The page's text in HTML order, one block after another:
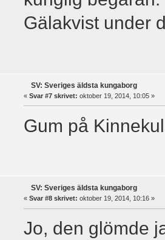
Gälakvist under
SV: Sveriges äldsta kungaborg
« Svar #7 skrivet: oktober 19, 2014, 10:05 »
Gum på
SV: Sveriges äldsta kungaborg
« Svar #8 skrivet: oktober 19, 2014, 10:16 »
Jo, den glömde